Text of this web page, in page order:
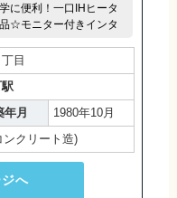
に便利！一口IHヒータ
☆モニター付きインタ
目
年月
1980年10月
クリート造)
へ